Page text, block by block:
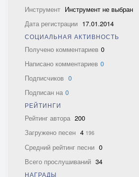
Инструмент Инструмент не выбран
Дата регистрации 17.01.2014
СОЦИАЛЬНАЯ АКТИВНОСТЬ
Получено комментариев 0
Написано комментариев 0
Подписчиков 0
Подписан на 0
РЕЙТИНГИ
Рейтинг автора 200
Загружено песен 4 196
Средний рейтинг песни 0
Всего прослушиваний 34
НАГРАДЫ